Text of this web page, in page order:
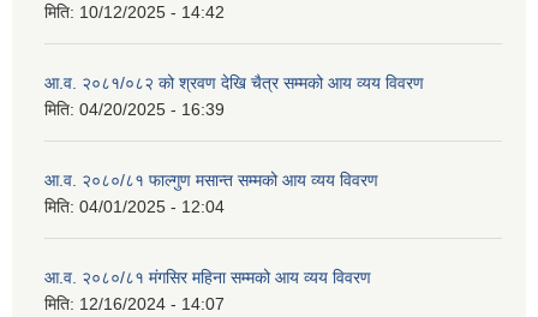
मिति: 10/12/2025 - 14:42
आ.व. २०८१/०८२ को श्रवण देखि चैत्र सम्मको आय व्यय विवरण
मिति: 04/20/2025 - 16:39
आ.व. २०८०/८१ फाल्गुण मसान्त सम्मको आय व्यय विवरण
मिति: 04/01/2025 - 12:04
आ.व. २०८०/८१ मंगसिर महिना सम्मको आय व्यय विवरण
मिति: 12/16/2024 - 14:07